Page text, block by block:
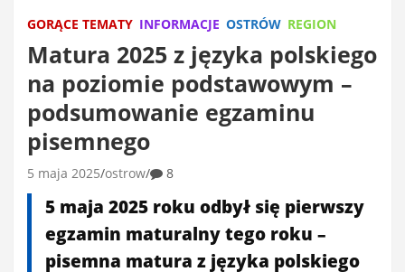
GORĄCE TEMATY INFORMACJE OSTRÓW REGION
Matura 2025 z języka polskiego
na poziomie podstawowym –
podsumowanie egzaminu
pisemnego
5 maja 2025 ostrow 8
5 maja 2025 roku odbył się pierwszy
egzamin maturalny tego roku –
pisemna matura z języka polskiego